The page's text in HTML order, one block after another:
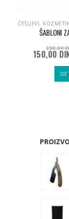
,LORENTI
ČEŠLJEVI, KOZMETIKA I
ŠABLONI
250,00
150,00